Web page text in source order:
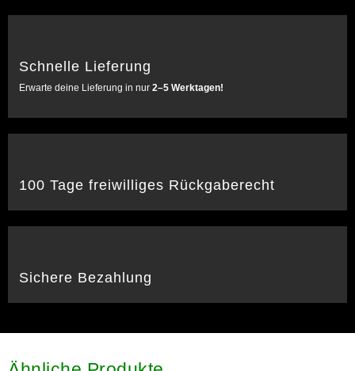
Schnelle Lieferung
Erwarte deine Lieferung in nur 2–5 Werktagen!
100 Tage freiwilliges Rückgaberecht
Sichere Bezahlung